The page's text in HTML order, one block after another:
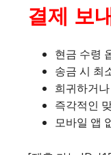
결제 보
현금 수령
송금 시 최
희귀하거
즉각적인
모바일 앱